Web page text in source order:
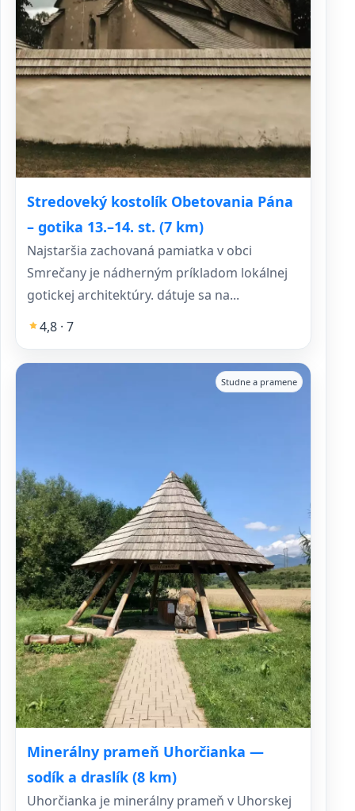
Stredoveký kostolík Obetovania Pána
– gotika 13.–14. st. (7 km)
Najstaršia zachovaná pamiatka v obci
Smrečany je nádherným príkladom lokálnej
gotickej architektúry. dátuje sa na...
4,8 · 7
Minerálny prameň Uhorčianka —
sodík a draslík (8 km)
Studne a pramene
Uhorčianka je minerálny prameň v Uhorskej